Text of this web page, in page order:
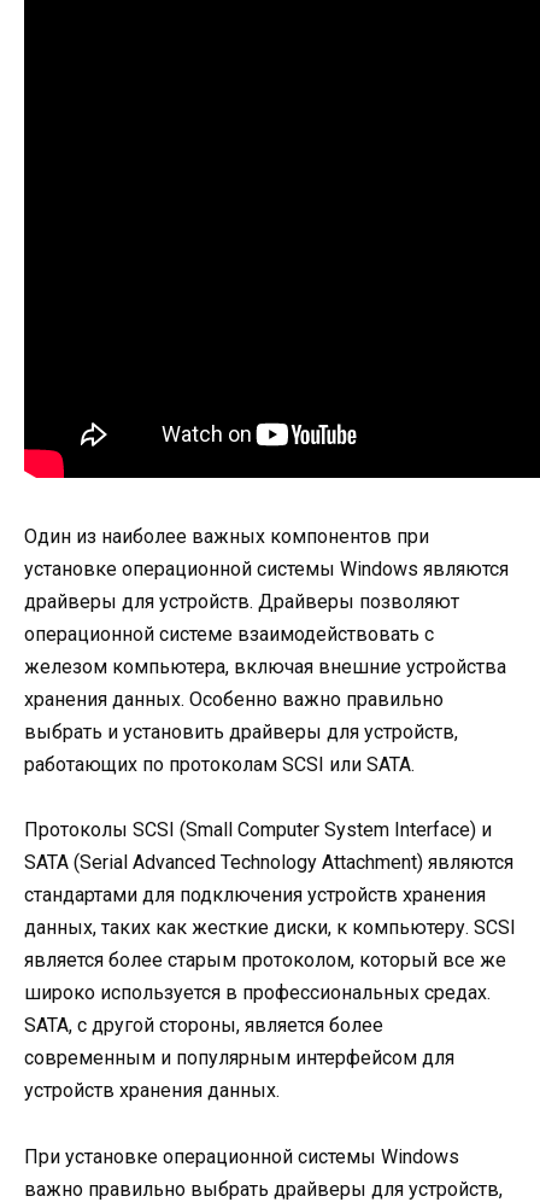
Один из наиболее важных компонентов при
установке операционной системы Windows являются
драйверы для устройств. Драйверы позволяют
операционной системе взаимодействовать с
железом компьютера, включая внешние устройства
хранения данных. Особенно важно правильно
выбрать и установить драйверы для устройств,
работающих по протоколам SCSI или SATA.
Протоколы SCSI (Small Computer System Interface) и
SATA (Serial Advanced Technology Attachment) являются
стандартами для подключения устройств хранения
данных, таких как жесткие диски, к компьютеру. SCSI
является более старым протоколом, который все же
широко используется в профессиональных средах.
SATA, с другой стороны, является более
современным и популярным интерфейсом для
устройств хранения данных.
При установке операционной системы Windows
важно правильно выбрать драйверы для устройств,